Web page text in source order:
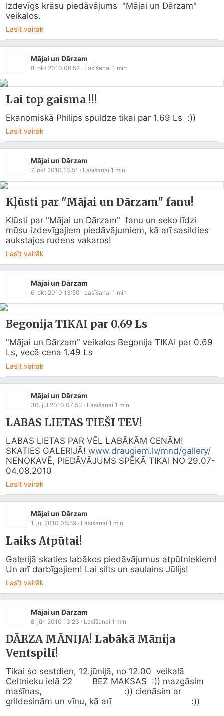
Izdevīgs krāsu piedāvājums  "Mājai un Dārzam"
veikalos.
Lasīt vairāk
Mājai un Dārzam
8. okt 2010 06:52 · Lasīšanai 1 min
Lai top gaisma !!!
Ekanomiskā Philips spuldze tikai par 1.69 Ls  :))
Lasīt vairāk
Mājai un Dārzam
7. okt 2010 13:51 · Lasīšanai 1 min
Kļūsti par "Mājai un Dārzam" fanu!
Kļūsti par "Mājai un Dārzam"  fanu un seko līdzi
mūsu izdevīgajiem piedāvājumiem, kā arī sasildies
aukstajos rudens vakaros!
Lasīt vairāk
Mājai un Dārzam
6. okt 2010 13:50 · Lasīšanai 1 min
Begonija TIKAI par 0.69 Ls
"Mājai un Dārzam" veikalos Begonija TIKAI par 0.69
Ls, vecā cena 1.49 Ls
Lasīt vairāk
Mājai un Dārzam
30. jūl 2010 07:53 · Lasīšanai 1 min
LABAS LIETAS TIEŠI TEV!
LABAS LIETAS PAR VĒL LABĀKĀM CENĀM!
SKATIES GALERIJĀ! www.draugiem.lv/mnd/gallery/
NENOKAVĒ, PIEDĀVĀJUMS SPĒKĀ TIKAI NO 29.07-
04.08.2010
Lasīt vairāk
Mājai un Dārzam
1. jūl 2010 08:59 · Lasīšanai 1 min
Laiks Atpūtai!
Galerijā skaties labākos piedāvājumus atpūtniekiem!
Un arī darbīgajiem! Lai silts un saulains Jūlijs!
Lasīt vairāk
Mājai un Dārzam
8. jūn 2010 13:23 · Lasīšanai 1 min
DĀRZA MĀNIJA! Labākā Mānija
Ventspilī!
Tikai šo sestdien, 12.jūnijā, no 12.00  veikalā
Celtnieku ielā 22        BEZ MAKSAS  :)) mazgāsim
mašīnas,                                 :)) cienāsim ar
grildesiņām un vīnu, kā arī                                :))